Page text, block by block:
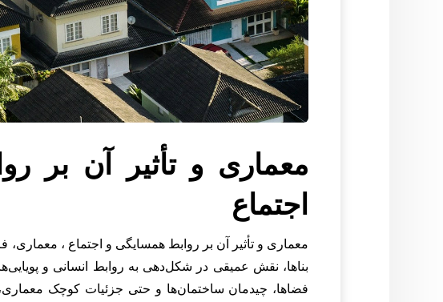
معماری و تأثیر آن بر
اجتماع
معماری و تأثیر آن بر روابط همسایگی و اجتماع ، معماری،
بناها، نقش عمیقی در شکل‌دهی به روابط انسانی و
فضاها، چیدمان ساختمان‌ها و حتی جزئیات کوچک